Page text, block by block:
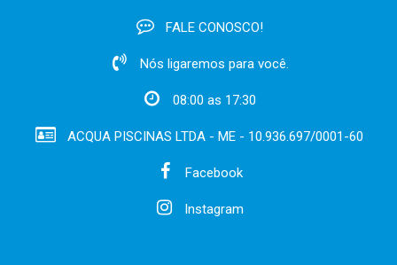
FALE CONOSCO!
Nós ligaremos para você.
08:00 as 17:30
ACQUA PISCINAS LTDA - ME - 10.936.697/0001-60
Facebook
Instagram